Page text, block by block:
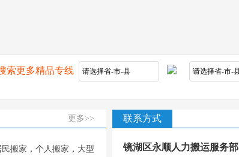
索更多精品专线
更多>>
搬家，个人搬家，大型
联系方式
镜湖区永顺人力搬运服务部